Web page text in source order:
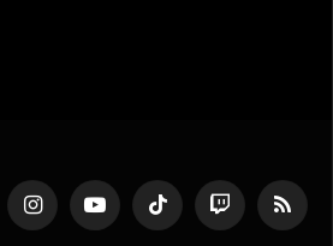
InstagramYouTubeTikTok Twitch RSS